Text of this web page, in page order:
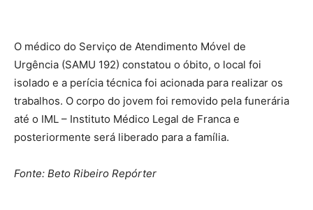
O médico do Serviço de Atendimento Móvel de
Urgência (SAMU 192) constatou o óbito, o local foi
isolado e a perícia técnica foi acionada para realizar os
trabalhos. O corpo do jovem foi removido pela funerária
até o IML – Instituto Médico Legal de Franca e
posteriormente será liberado para a família.
Fonte: Beto Ribeiro Repórter